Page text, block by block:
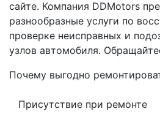
сайте. Компания DDMotors
разнообразные услуги по
проверке неисправных и
узлов автомобиля.
Почему выгодно
Присутствие при ремонте